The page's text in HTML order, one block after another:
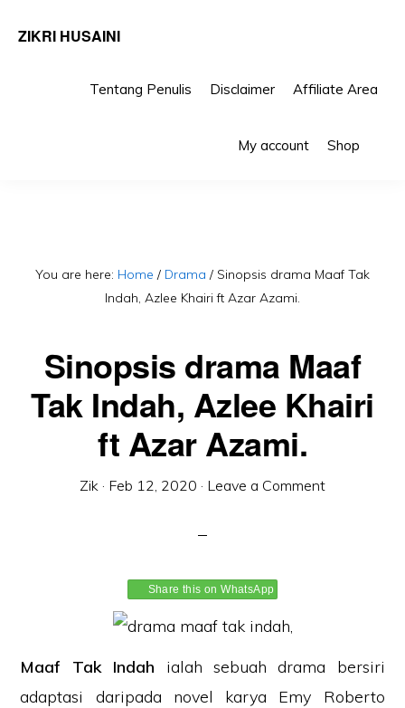
ZIKRI HUSAINI
Tentang Penulis Disclaimer Affiliate Area
My account Shop
You are here: Home / Drama / Sinopsis drama Maaf Tak
Indah, Azlee Khairi ft Azar Azami.
Sinopsis drama Maaf
Tak Indah, Azlee Khairi
ft Azar Azami.
Zik · Feb 12, 2020 · Leave a Comment
Share this on WhatsApp
Maaf Tak Indah ialah sebuah drama bersiri
adaptasi daripada novel karya Emy Roberto